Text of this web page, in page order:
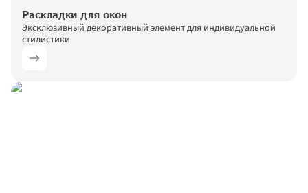
Раскладки для окон
Эксклюзивный декоративный элемент для индивидуальной
стилистики